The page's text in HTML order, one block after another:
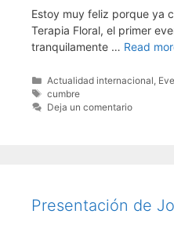
Estoy muy feliz porque ya
Terapia Floral, el primer
tranquilamente … Read
Categorías
Actualidad internacional,
Etiquetas
cumbre
Deja un comentario
Presentación de